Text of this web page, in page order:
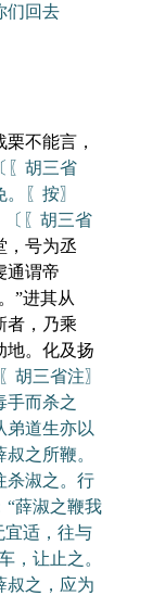
们回去
不能言，
〔〖胡三省
〖按〗
〔〖胡三省
，号为丞
通谓帝
”进其从
者，乃乘
地。化及扬
〖胡三省注〗
手而杀之
弟道生亦以
之所鞭。
杀淑之。行
“薛淑之鞭我
宜适，往与
，让止之。
叔之，应为